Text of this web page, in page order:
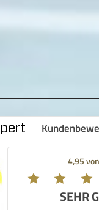
4,95
SEHR